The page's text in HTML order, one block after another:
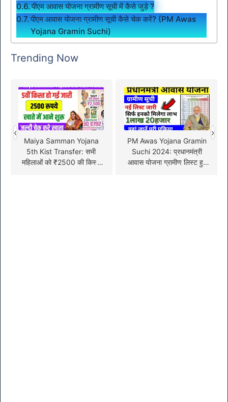
पीएम आवास योजना ग्रामीण सूची में कैसे जुड़े ?
पीएम आवास योजना ग्रामीण सूची कैसे चेक करें? (PM Awas
Yojana Gramin Suchi)
Trending Now
Maiya Samman Yojana
5th Kist Transfer: सभी
महिलाओं को ₹2500 की किस्त
PM Awas Yojana Gramin
Suchi 2024: प्रधानमंत्री
आवास योजना ग्रामीण लिस्ट हुई
‹ ›